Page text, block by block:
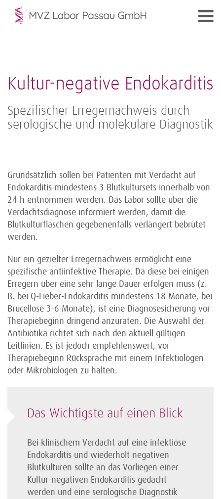
Kultur-negative Endokarditis
Spezifischer Erregernachweis durch
serologische und molekulare Diagnostik
Grundsätzlich sollen bei Patienten mit Verdacht auf
Endokarditis mindestens 3 Blutkultursets innerhalb von
24 h entnommen werden. Das Labor sollte über die
Verdachtsdiagnose informiert werden, damit die
Blutkulturflaschen gegebenenfalls verlängert bebrütet
werden.
Nur ein gezielter Erregernachweis ermöglicht eine
spezifische antiinfektive Therapie. Da diese bei einigen
Erregern über eine sehr lange Dauer erfolgen muss (z.
B. bei Q-Fieber-Endokarditis mindestens 18 Monate, bei
Brucellose 3-6 Monate), ist eine Diagnosesicherung vor
Therapiebeginn dringend anzuraten. Die Auswahl der
Antibiotika richtet sich nach den aktuell gültigen
Leitlinien. Es ist jedoch empfehlenswert, vor
Therapiebeginn Rücksprache mit einem Infektiologen
oder Mikrobiologen zu halten.
Das Wichtigste auf einen Blick
Bei klinischem Verdacht auf eine infektiöse
Endokarditis und wiederholt negativen
Blutkulturen sollte an das Vorliegen einer
Kultur-negativen Endokarditis gedacht
werden und eine serologische Diagnostik